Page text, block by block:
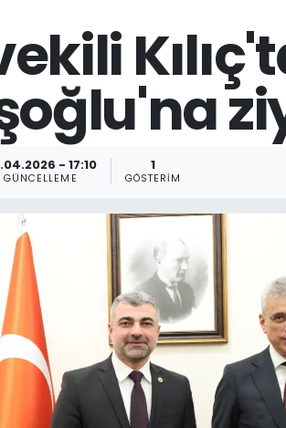
- 17:10
GÜNCELLEME
1
GÖSTERIM